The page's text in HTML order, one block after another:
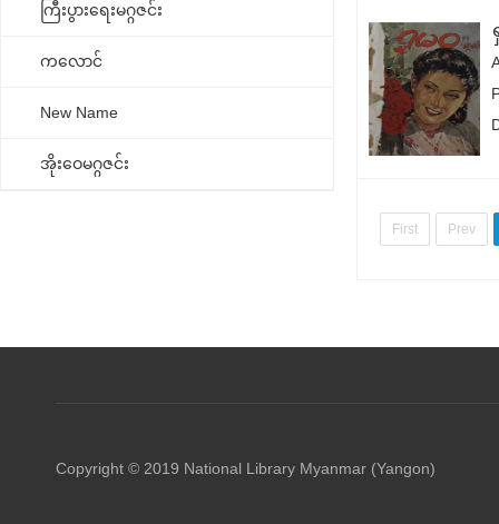
ကြီးပွားရေးမဂ္ဂဇင်း
ကလောင်
New Name
အိုးဝေမဂ္ဂဇင်း
First Prev
Copyright © 2019 National Library Myanmar (Yangon)